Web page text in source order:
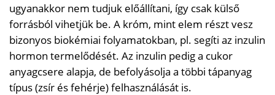
ugyanakkor nem tudjuk előállítani, így csak külső
forrásból vihetjük be. A króm, mint elem részt vesz
bizonyos biokémiai folyamatokban, pl. segíti az inzulin
hormon termelődését. Az inzulin pedig a cukor
anyagcsere alapja, de befolyásolja a többi tápanyag
típus (zsír és fehérje) felhasználását is.